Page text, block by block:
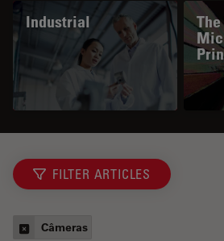
Industrial
FILTER ARTICLES
Câmeras